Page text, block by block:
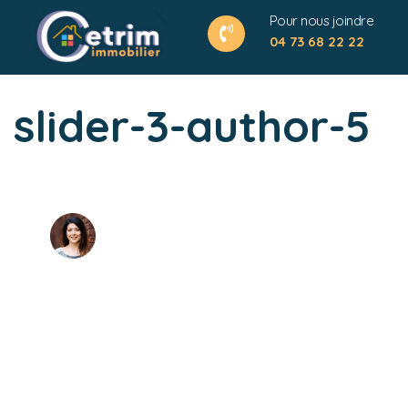
04 73 68 22 22
Pour nous joindre
slider-3-author-5